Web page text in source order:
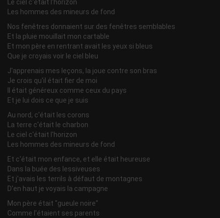
Le ciel c'était l'horizon
Les hommes des mineurs de fond
Nos fenêtres donnaient sur des fenêtres semblables
Et la pluie mouillait mon cartable
Et mon père en rentrant avait les yeux si bleus
Que je croyais voir le ciel bleu
J'apprenais mes leçons, la joue contre son bras
Je crois qu'il était fier de moi
Il était généreux comme ceux du pays
Et je lui dois ce que je suis
Au nord, c'était les corons
La terre c'était le charbon
Le ciel c'était l'horizon
Les hommes des mineurs de fond
Et c'était mon enfance, et elle était heureuse
Dans la buée des lessiveuses
Et j'avais les terrils à défaut de montagnes
D'en haut je voyais la campagne
Mon père était "gueule noire"
Comme l'étaient ses parents